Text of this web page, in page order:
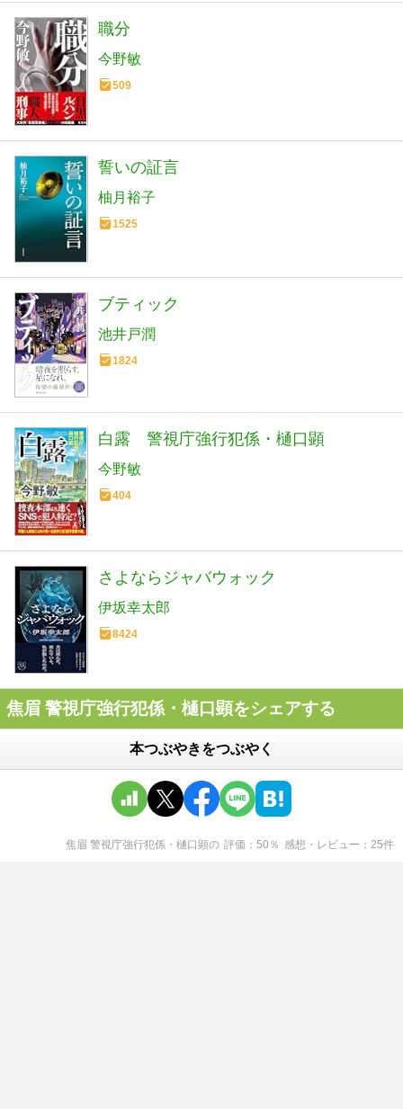
職分
今野敏
509
誓いの証言
柚月裕子
1525
ブティック
池井戸潤
1824
白露 警視庁強行犯係・樋口顕
今野敏
404
さよならジャバウォック
伊坂幸太郎
8424
焦眉 警視庁強行犯係・樋口顕をシェアする
本つぶやきをつぶやく
焦眉 警視庁強行犯係・樋口顕の 評価 50 ％ 感想・レビュー 25件